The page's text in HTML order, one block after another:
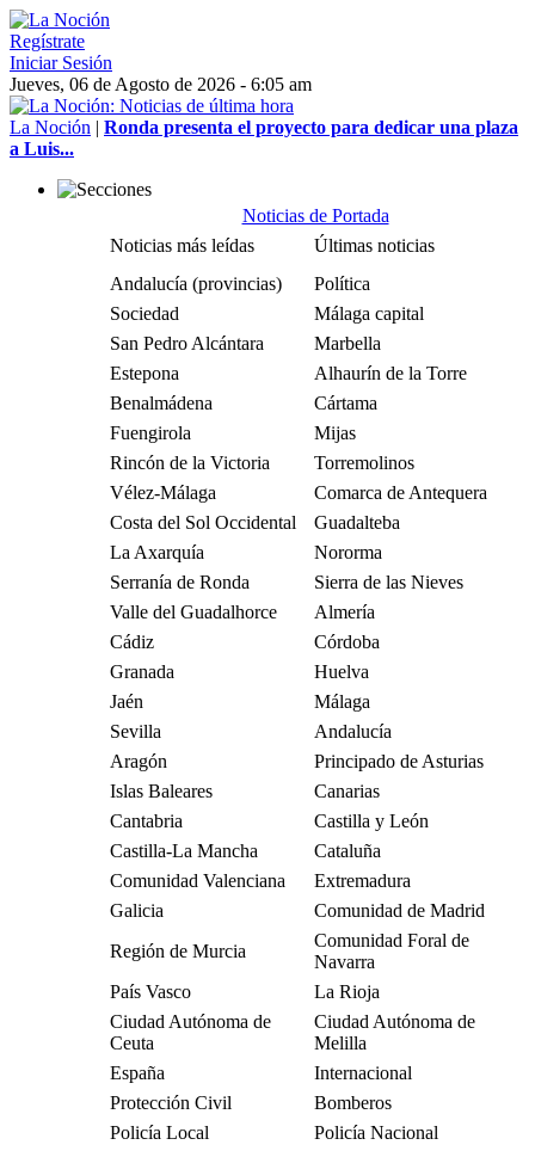
Regístrate
Iniciar Sesión
Jueves, 06 de Agosto de 2026 - 6:05 am
La Noción | Ronda presenta el proyecto para dedicar una plaza
a Luis...
Noticias de Portada
Noticias más leídas
Últimas noticias
Andalucía (provincias)
Política
Sociedad
Málaga capital
San Pedro Alcántara
Marbella
Estepona
Alhaurín de la Torre
Benalmádena
Cártama
Fuengirola
Mijas
Rincón de la Victoria
Torremolinos
Vélez-Málaga
Comarca de Antequera
Costa del Sol Occidental
Guadalteba
La Axarquía
Nororma
Serranía de Ronda
Sierra de las Nieves
Valle del Guadalhorce
Almería
Cádiz
Córdoba
Granada
Huelva
Jaén
Málaga
Sevilla
Andalucía
Aragón
Principado de Asturias
Islas Baleares
Canarias
Cantabria
Castilla y León
Castilla-La Mancha
Cataluña
Comunidad Valenciana
Extremadura
Galicia
Comunidad de Madrid
Región de Murcia
Comunidad Foral de
Navarra
País Vasco
La Rioja
Ciudad Autónoma de
Ceuta
Ciudad Autónoma de
Melilla
España
Internacional
Protección Civil
Bomberos
Policía Local
Policía Nacional